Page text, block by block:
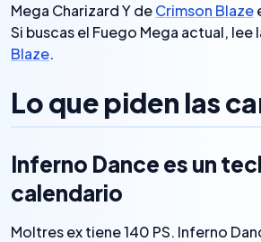
Mega Charizard Y deCrimson Blaze
Si buscas el Fuego Mega actual, lee
Blaze.
Lo que piden las
Inferno Dance es un
calendario
Moltres ex tiene 140 PS. Inferno